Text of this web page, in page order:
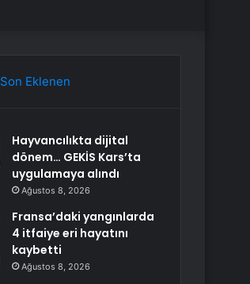
Son Eklenen
Hayvancılıkta dijital
dönem… GEKİS Kars’ta
uygulamaya alındı
Ağustos 8, 2026
Fransa’daki yangınlarda
4 itfaiye eri hayatını
kaybetti
Ağustos 8, 2026